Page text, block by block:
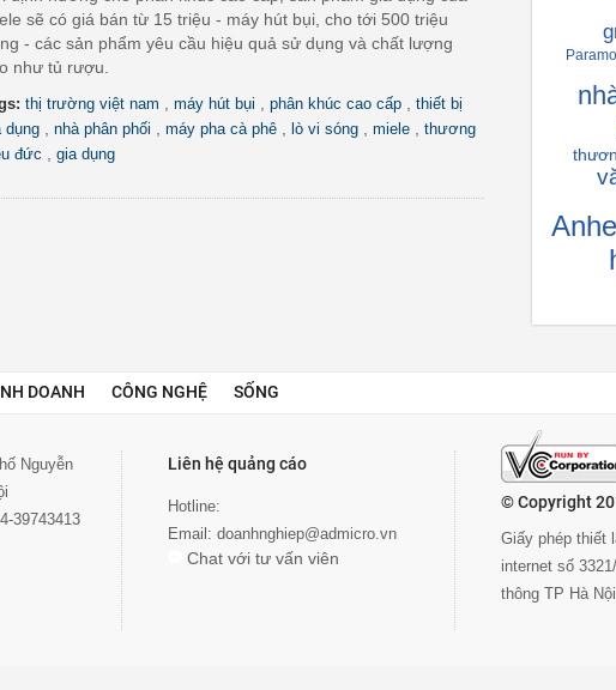
sẽ có giá bán từ 15 triệu - máy hút bụi, cho tới 500 triệu
- các sản phẩm yêu cầu hiệu quả sử dụng và chất lượng
như tủ rượu.
thị trường việt nam máy hút bụi phân khúc cao cấp
thiết bị
dụng
nhà phân phối máy pha cà phê lò vi sóng miele
thương
đức
gia dụng
DOANH CÔNG NGHỆ SỐNG
Nguyễn
39743413
Liên hệ quảng cáo
Hotline:
Email: doanhnghiep@admicro.vn
Chat với tư vấn viên
© Copyright
Giấy phép thiết
internet số
thông TP Hà